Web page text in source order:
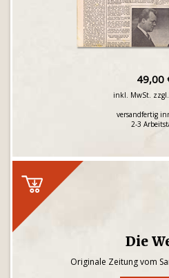
49,00
inkl. MwSt. zzgl.
versandfertig
2-3
Die
Originale Zeitung vom